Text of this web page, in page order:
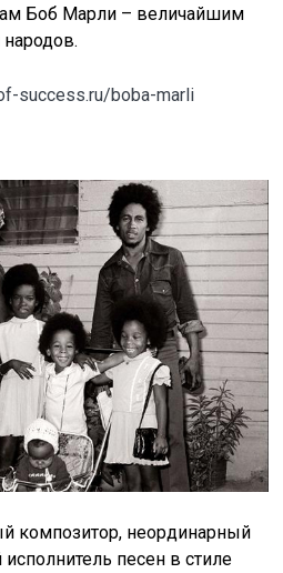
Боб Марли – величайшим
success.ru/boba-marli
композитор, неординарный
песен в стиле